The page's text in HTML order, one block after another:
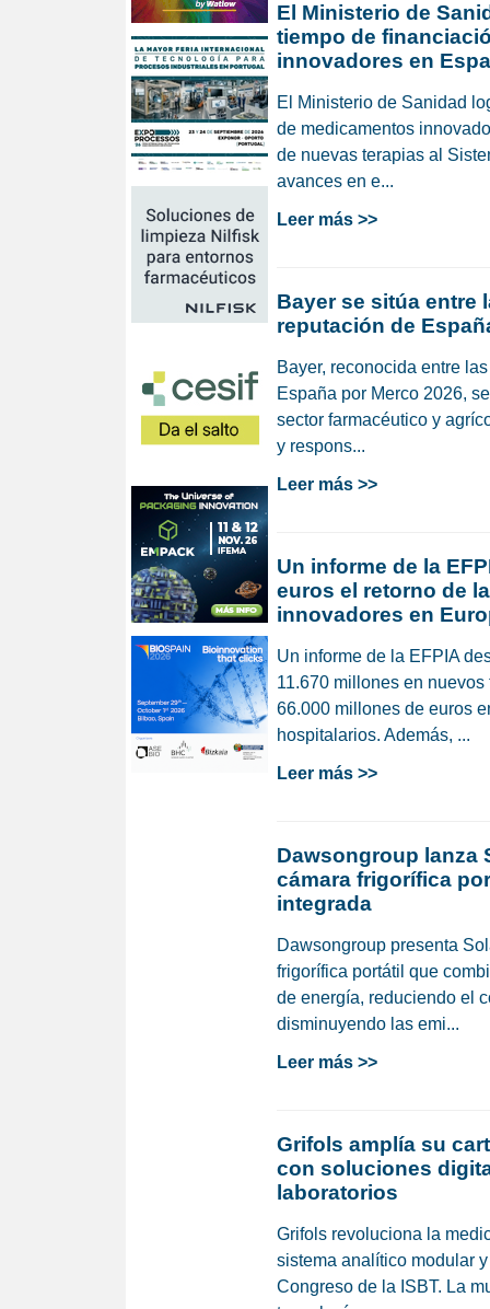
El Ministerio de
tiempo de
innovadores en
El Ministerio de Sanidad
de medicamentos
de nuevas terapias al
avances en e...
Leer más >>
Bayer se sitúa entre
reputación de
Bayer, reconocida entre
España por Merco 2026,
sector farmacéutico y
y respons...
Leer más >>
Un informe de la
euros el retorno de
innovadores en
Un informe de la EFPIA
11.670 millones en
66.000 millones de euros
hospitalarios. Además, ...
Leer más >>
Dawsongroup lanza
cámara frigorífica
integrada
Dawsongroup presenta
frigorífica portátil que
de energía, reduciendo el
disminuyendo las emi...
Leer más >>
Grifols amplía su
con soluciones
laboratorios
Grifols revoluciona la
sistema analítico modular
Congreso de la ISBT. La